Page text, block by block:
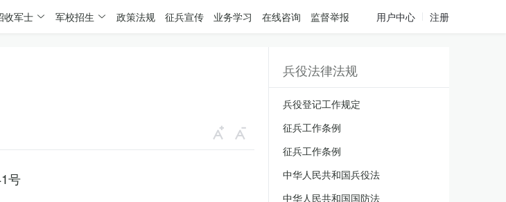
收军士 军校招生 政策法规 征兵宣传 业务学习 在线咨询 监督举报 用户中心 注册
号
兵役法律法规
兵役登记工作规定
征兵工作条例
征兵工作条例
中华人民共和国兵役法
中华人民共和国国防法